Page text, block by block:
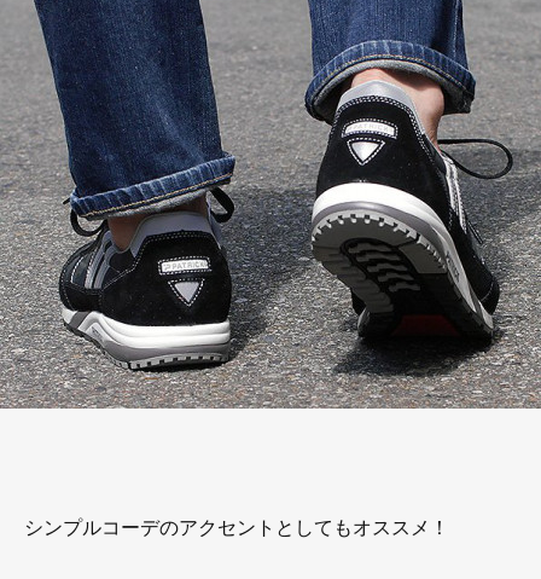
シンプルコーデのアクセントとしてもオススメ！